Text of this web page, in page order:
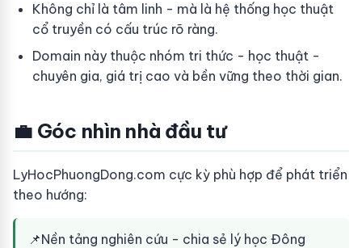
Không chỉ là tâm linh - mà là hệ thống học thuật
cổ truyền có cấu trúc rõ ràng.
Domain này thuộc nhóm tri thức - học thuật -
chuyên gia, giá trị cao và bền vững theo thời gian.
💼 Góc nhìn nhà đầu tư
LyHocPhuongDong.com cực kỳ phù hợp để phát triển
theo hướng:
📌Nền tảng nghiên cứu - chia sẻ lý học Đông